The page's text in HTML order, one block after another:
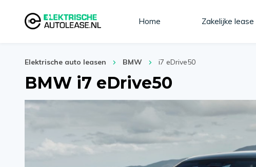
Home Zakelijke lease
Elektrische auto leasen BMW i7 eDrive50
BMW i7 eDrive50